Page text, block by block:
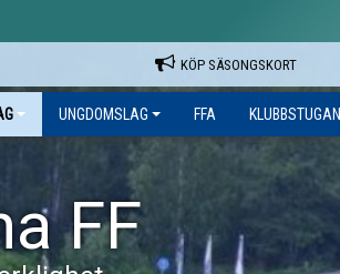
KÖP SÄSONGSKORT
UNGDOMSLAG FFA KLUBBSTUGAN
FF